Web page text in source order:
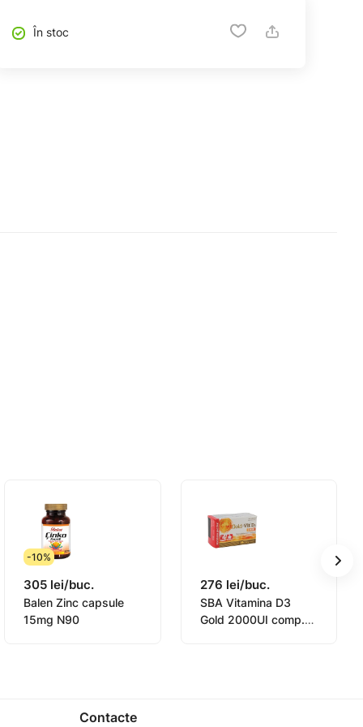
În stoc
la îndemâna copiilor. Dacă aveți
sau tratament în caz îmbolnăvire.
ale acizilor grasi, Dioxid de Siliciu.
-10%
305 lei/buc.
Balen Zinc capsule
15mg N90
276 lei/buc.
SBA Vitamina D3
Gold 2000UI comp.
Contacte